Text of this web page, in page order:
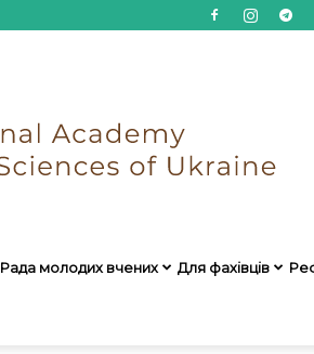
Рада молодих вчених Для фахівців